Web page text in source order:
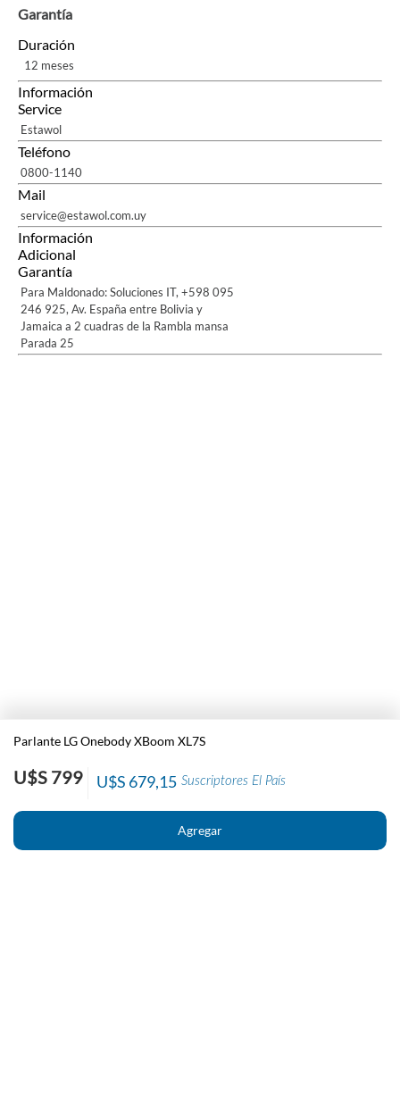
Parlante LG Onebody XBoom XL7S
U$S 799 Suscriptores El País
U$S 679,15
Garantía
Duración
12 meses
Información
Service
Estawol
Teléfono
0800-1140
Mail
service@estawol.com.uy
Información
Adicional
Garantía
Para Maldonado: Soluciones IT, +598 095
246 925, Av. España entre Bolivia y
Jamaica a 2 cuadras de la Rambla mansa
Parada 25